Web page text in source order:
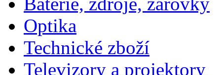
Optika
Technické zboží
Televizory a projektory